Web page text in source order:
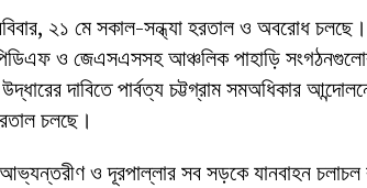
প্রার্থী আতিকুল ইসলামের ঈদ সামগ্রী বিতরন
দলিলে নামজারি ॥ এসিল্যান্ড অফিসে ভয়াবহ দুর্নীতি
২১ মে সকাল-সন্ধ্যা হরতাল ও অবরোধ
ও জেএসএসসহ আঞ্চলিক পাহাড়ি
দাবিতে পার্বত্য চট্টগ্রাম সমঅধিকার
চলছে।
ও দূরপাল্লার সব সড়কে যানবাহন